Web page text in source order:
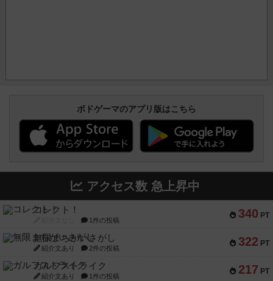
ボドゲーマのアプリ版はこちら
アクセス数 急上昇中
340 PT
コレクト！
1件の投稿
322 PT
無限まちがいさがし
紹介文あり 2件の投稿
217 PT
ガルフストライク
紹介文あり 1件の投稿